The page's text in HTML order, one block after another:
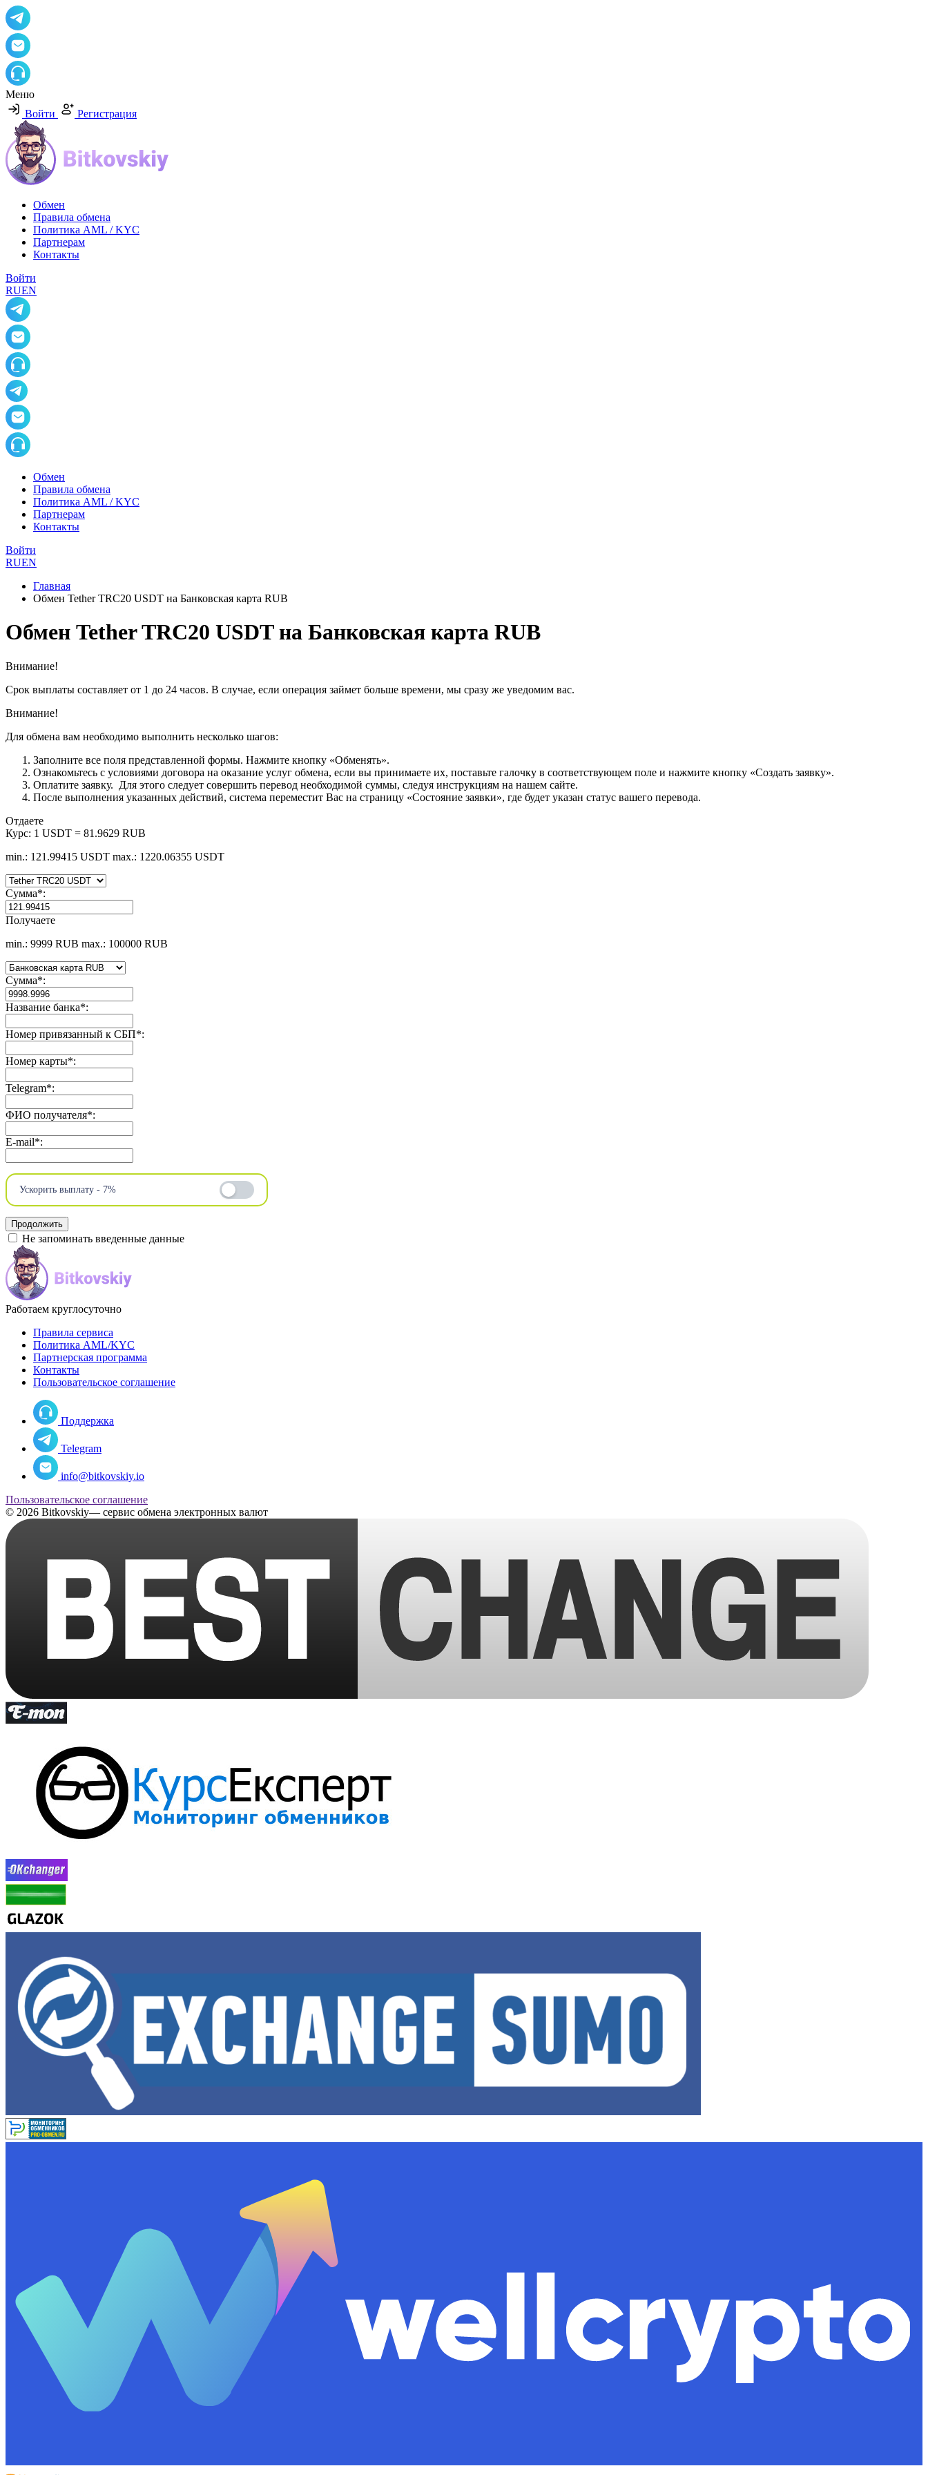
Меню
Войти
Регистрация
Обмен
Правила обмена
Политика AML / KYC
Партнерам
Контакты
Войти
RUEN
Обмен
Правила обмена
Политика AML / KYC
Партнерам
Контакты
Войти
RUEN
Главная
Обмен Tether TRC20 USDT на Банковская карта RUB
Обмен Tether TRC20 USDT на Банковская карта RUB
Внимание!
Срок выплаты составляет от 1 до 24 часов. В случае, если операция займет больше времени, мы сразу же уведомим вас.
Внимание!
Для обмена вам необходимо выполнить несколько шагов:
Заполните все поля представленной формы. Нажмите кнопку «Обменять».
Ознакомьтесь с условиями договора на оказание услуг обмена, если вы принимаете их, поставьте галочку в соответствующем поле и нажмите кнопку «Создать заявку».
Оплатите заявку. Для этого следует совершить перевод необходимой суммы, следуя инструкциям на нашем сайте.
После выполнения указанных действий, система переместит Вас на страницу «Состояние заявки», где будет указан статус вашего перевода.
Отдаете
Курс: 1 USDT = 81.9629 RUB
min.: 121.99415 USDT max.: 1220.06355 USDT
Сумма*:
Получаете
min.: 9999 RUB max.: 100000 RUB
Сумма*:
Название банка*:
Номер привязанный к СБП*:
Номер карты*:
Telegram*:
ФИО получателя*:
E-mail*:
Ускорить выплату - 7%
Не запоминать введенные данные
Работаем круглосуточно
Правила сервиса
Политика AML/KYC
Партнерская программа
Контакты
Пользовательское соглашение
Поддержка
Telegram
info@bitkovskiy.io
Пользовательское соглашение
© 2026 Bitkovskiy— сервис обмена электронных валют